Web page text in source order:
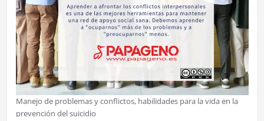
Manejo de problemas y conflictos, habilidades para la vida en la
prevención del suicidio